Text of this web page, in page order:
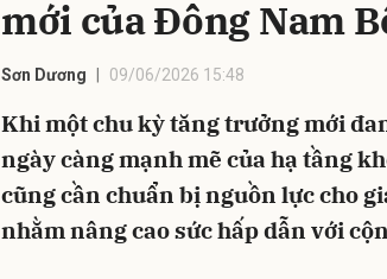
mới của Đông Nam
Sơn Dương 09/06/2026 15:48
Khi một chu kỳ tăng trưởng mới
ngày càng mạnh mẽ của hạ tầng
cũng cần chuẩn bị nguồn lực cho
nhằm nâng cao sức hấp dẫn với